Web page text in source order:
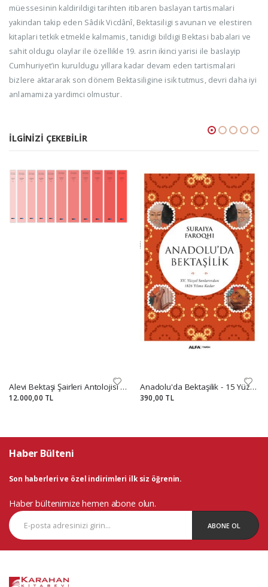
müessesinin kaldirildigi tarihten itibaren baslayan tartismalari
yakindan takip eden Sâdik Vicdânî, Bektasiligi savunan ve elestiren
kitaplari tetkik etmekle kalmamis, tanidigi bildigi Bektasi babalari ve
sahit oldugu olaylar ile özellikle 19. asrin ikinci yarisi ile baslayip
Cumhuriyet’in kuruldugu yillara kadar devam eden tartismalari
bizlere aktararak son dönem Bektasiligine isik tutmus, devri daha iyi
anlamamiza yardimci olmustur.
İLGINIZI ÇEKEBILIR
Alevi Bektaşi Şairleri Antolojisi 11 cilt
12.000,00 TL
Anadolu'da Bektaşilik - 15 Yüzyıl Sonlarından 1826 Yılına Kadar
390,00 TL
Haber Bülteni
Son haberleri ve özel indirimleri ilk siz öğrenin.
Haber bültenimize hemen abone olun.
ABONE OL